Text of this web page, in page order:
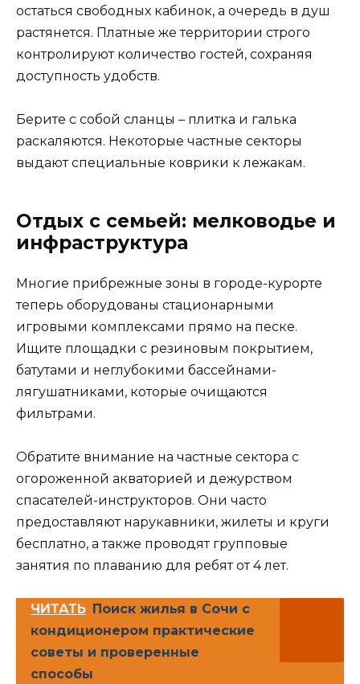
остаться свободных кабинок, а очередь в душ
растянется. Платные же территории строго
контролируют количество гостей, сохраняя
доступность удобств.
Берите с собой сланцы – плитка и галька
раскаляются. Некоторые частные секторы
выдают специальные коврики к лежакам.
Отдых с семьей: мелководье и
инфраструктура
Многие прибрежные зоны в городе-курорте
теперь оборудованы стационарными
игровыми комплексами прямо на песке.
Ищите площадки с резиновым покрытием,
батутами и неглубокими бассейнами-
лягушатниками, которые очищаются
фильтрами.
Обратите внимание на частные сектора с
огороженной акваторией и дежурством
спасателей-инструкторов. Они часто
предоставляют нарукавники, жилеты и круги
бесплатно, а также проводят групповые
занятия по плаванию для ребят от 4 лет.
ЧИТАТЬ Поиск жилья в Сочи с
кондиционером практические
советы и проверенные
способы